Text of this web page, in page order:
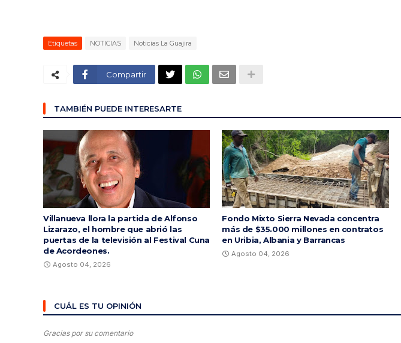
Etiquetas NOTICIAS Noticias La Guajira
Compartir
TAMBIÉN PUEDE INTERESARTE
Villanueva llora la partida de Alfonso
Lizarazo, el hombre que abrió las
puertas de la televisión al Festival Cuna
de Acordeones.
Agosto 04, 2026
Fondo Mixto Sierra Nevada concentra
más de $35.000 millones en contratos
en Uribia, Albania y Barrancas
Agosto 04, 2026
CUÁL ES TU OPINIÓN
Gracias por su comentario